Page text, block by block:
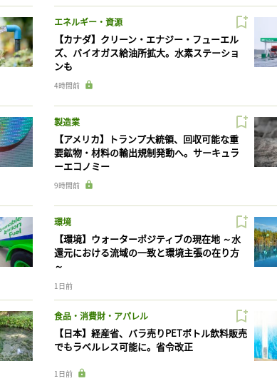
エネルギー・資源
【カナダ】クリーン・エナジー・フューエル
ズ、バイオガス給油所拡大。水素ステーショ
ンも
4時間前
製造業
【アメリカ】トランプ大統領、回収可能な重
要鉱物・材料の輸出規制発動へ。サーキュラ
ーエコノミー
9時間前
環境
【環境】ウォーターポジティブの現在地 ～水
還元における流域の一致と環境主張の在り方
～
1日前
食品・消費財・アパレル
【日本】経産省、バラ売りPETボトル飲料販売
でもラベルレス可能に。省令改正
1日前